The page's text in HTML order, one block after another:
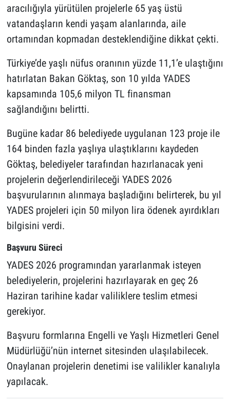
aracılığıyla yürütülen projelerle 65 yaş üstü
vatandaşların kendi yaşam alanlarında, aile
ortamından kopmadan desteklendiğine dikkat çekti.
Türkiye’de yaşlı nüfus oranının yüzde 11,1’e ulaştığını
hatırlatan Bakan Göktaş, son 10 yılda YADES
kapsamında 105,6 milyon TL finansman
sağlandığını belirtti.
Bugüne kadar 86 belediyede uygulanan 123 proje ile
164 binden fazla yaşlıya ulaştıklarını kaydeden
Göktaş, belediyeler tarafından hazırlanacak yeni
projelerin değerlendirileceği YADES 2026
başvurularının alınmaya başladığını belirterek, bu yıl
YADES projeleri için 50 milyon lira ödenek ayırdıkları
bilgisini verdi.
Başvuru Süreci
YADES 2026 programından yararlanmak isteyen
belediyelerin, projelerini hazırlayarak en geç 26
Haziran tarihine kadar valiliklere teslim etmesi
gerekiyor.
Başvuru formlarına Engelli ve Yaşlı Hizmetleri Genel
Müdürlüğü’nün internet sitesinden ulaşılabilecek.
Onaylanan projelerin denetimi ise valilikler kanalıyla
yapılacak.